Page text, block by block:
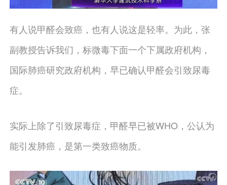
有人说甲醛会致癌，也有人说这是轻率。为此，张
副教授告诉我们，标微毒下面一个下属政府机构，
国际肺癌研究政府机构，早已确认甲醛会引致尿毒
症。
实际上除了引致尿毒症，甲醛早已被WHO，公认为
能引发肺癌，是第一类致癌物质。